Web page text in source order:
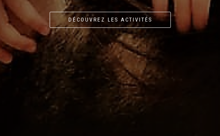
DÉCOUVREZ LES ACTIVITÉS